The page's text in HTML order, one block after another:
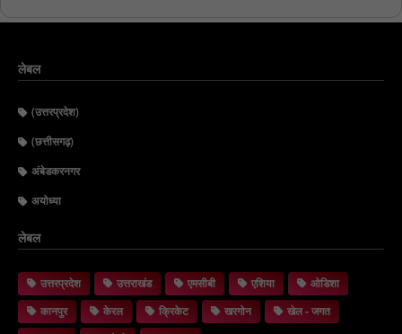
लेबल
(उत्तरप्रदेश)
(छत्तीसगढ़)
अंबेडकरनगर
अयोध्या
लेबल
उत्तरप्रदेश उत्तराखंड एमसीबी एशिया
ओडिशा
कानपुर
केरल क्रिकेट खरगोन
खेल - जगत